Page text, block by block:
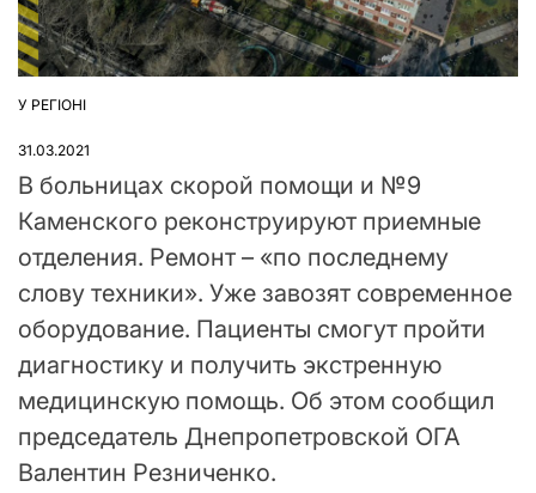
ОПУБЛІКУВАТИ
У РЕГІОНІ
31.03.2021
В больницах скорой помощи и №9
Каменского реконструируют приемные
отделения. Ремонт – «по последнему
слову техники». Уже завозят современное
оборудование. Пациенты смогут пройти
диагностику и получить экстренную
медицинскую помощь. Об этом сообщил
председатель Днепропетровской ОГА
Валентин Резниченко.